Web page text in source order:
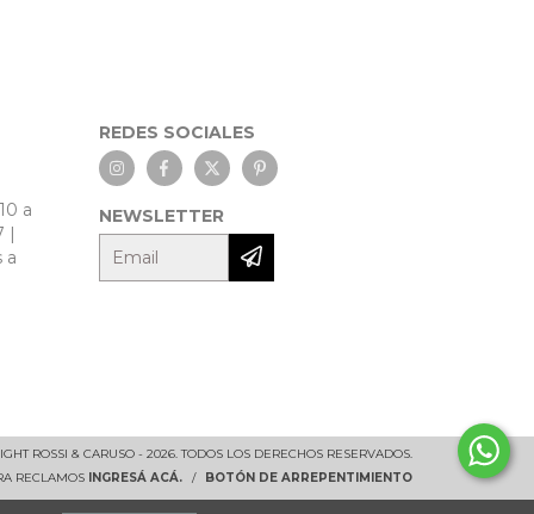
a
|
a
REDES SOCIALES
NEWSLETTER
ROSSI & CARUSO - 2026. TODOS LOS DERECHOS RESERVADOS.
RECLAMOS INGRESÁ ACÁ. / BOTÓN DE ARREPENTIMIENTO